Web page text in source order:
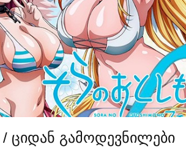
/ ციდან გამოდევნილები